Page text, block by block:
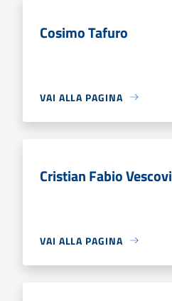
Cosimo Tafuro
VAI ALLA PAGINA
Cristian Fabio Vescovi
VAI ALLA PAGINA